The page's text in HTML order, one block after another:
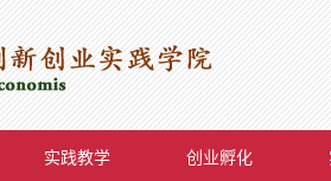
实践教学 创业孵化